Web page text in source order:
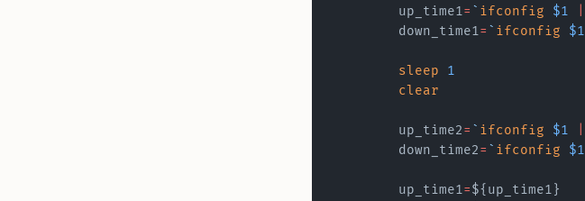
	up_time1
= ` ifconfig $1
	down_time1
= ` ifconfig $1
	sleep
1
	clear
	up_time2
= ` ifconfig $1
	down_time2
= ` ifconfig $1
	up_time1
=${up_time1}